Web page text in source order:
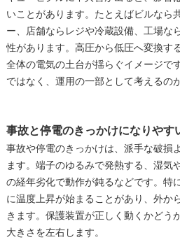
いことがあります。たとえばビルなら
ー、店舗ならレジや冷蔵設備、工場な
性があります。高圧から低圧へ変換す
全体の電気の土台が揺らぐイメージで
ではなく、運用の一部として考えるの
事故と停電のきっかけになりやす
事故や停電のきっかけは、派手な破損
ます。端子のゆるみで発熱する、湿気
の経年劣化で動作が鈍るなどです。特
に温度上昇が始まることがあり、外か
きます。保護装置が正しく動くかどう
大きさを左右します。